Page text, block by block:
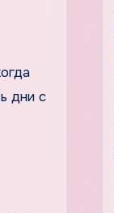
дни с